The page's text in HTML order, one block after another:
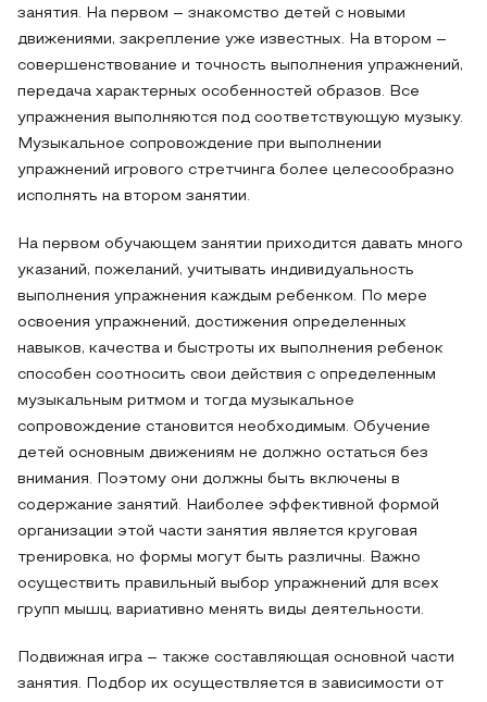
занятия. На первом – знакомство детей с новыми
движениями, закрепление уже известных. На втором –
совершенствование и точность выполнения упражнений,
передача характерных особенностей образов. Все
упражнения выполняются под соответствующую музыку.
Музыкальное сопровождение при выполнении
упражнений игрового стретчинга более целесообразно
исполнять на втором занятии.
На первом обучающем занятии приходится давать много
указаний, пожеланий, учитывать индивидуальность
выполнения упражнения каждым ребенком. По мере
освоения упражнений, достижения определенных
навыков, качества и быстроты их выполнения ребенок
способен соотносить свои действия с определенным
музыкальным ритмом и тогда музыкальное
сопровождение становится необходимым. Обучение
детей основным движениям не должно остаться без
внимания. Поэтому они должны быть включены в
содержание занятий. Наиболее эффективной формой
организации этой части занятия является круговая
тренировка, но формы могут быть различны. Важно
осуществить правильный выбор упражнений для всех
групп мышц, вариативно менять виды деятельности.
Подвижная игра – также составляющая основной части
занятия. Подбор их осуществляется в зависимости от